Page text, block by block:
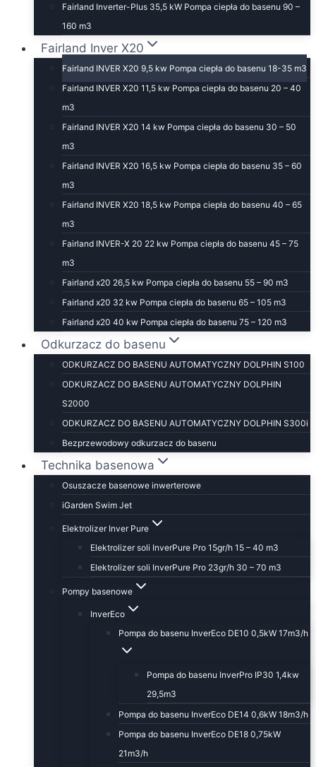
Fairland Inverter-Plus 35,5 kW Pompa ciepła do basenu 90 –
160 m3
Fairland Inver X20
Fairland INVER X20 9,5 kw Pompa ciepła do basenu 18-35 m3
Fairland INVER X20 11,5 kw Pompa ciepła do basenu 20 – 40
m3
Fairland INVER X20 14 kw Pompa ciepła do basenu 30 – 50
m3
Fairland INVER X20 16,5 kw Pompa ciepła do basenu 35 – 60
m3
Fairland INVER X20 18,5 kw Pompa ciepła do basenu 40 – 65
m3
Fairland INVER-X 20 22 kw Pompa ciepła do basenu 45 – 75
m3
Fairland x20 26,5 kw Pompa ciepła do basenu 55 – 90 m3
Fairland x20 32 kw Pompa ciepła do basenu 65 – 105 m3
Fairland x20 40 kw Pompa ciepła do basenu 75 – 120 m3
Odkurzacz do basenu
ODKURZACZ DO BASENU AUTOMATYCZNY DOLPHIN S100
ODKURZACZ DO BASENU AUTOMATYCZNY DOLPHIN
S2000
ODKURZACZ DO BASENU AUTOMATYCZNY DOLPHIN S300i
Bezprzewodowy odkurzacz do basenu
Technika basenowa
Osuszacze basenowe inwerterowe
iGarden Swim Jet
Elektrolizer Inver Pure
Elektrolizer soli InverPure Pro 15gr/h 15 – 40 m3
Elektrolizer soli InverPure Pro 23gr/h 30 – 70 m3
Pompy basenowe
InverEco
Pompa do basenu InverEco DE10 0,5kW 17m3/h
Pompa do basenu InverPro IP30 1,4kw
29,5m3
Pompa do basenu InverEco DE14 0,6kW 18m3/h
Pompa do basenu InverEco DE18 0,75kW
21m3/h